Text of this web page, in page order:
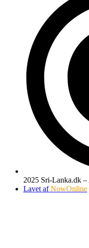
2025 Sri-Lanka.dk –
Lavet afNowOnline